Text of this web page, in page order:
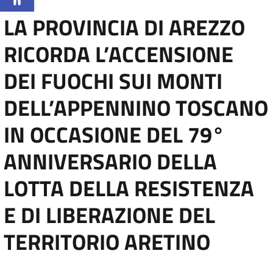
LA PROVINCIA DI AREZZO
RICORDA L’ACCENSIONE
DEI FUOCHI SUI MONTI
DELL’APPENNINO TOSCANO
IN OCCASIONE DEL 79°
ANNIVERSARIO DELLA
LOTTA DELLA RESISTENZA
E DI LIBERAZIONE DEL
TERRITORIO ARETINO